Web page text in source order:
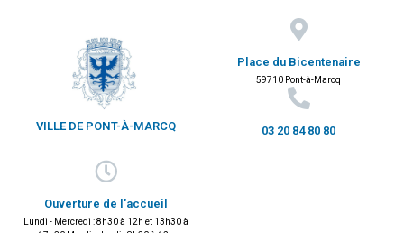
VILLE DE PONT-À-MARCQ
Place du Bicentenaire
59710 Pont-à-Marcq
03 20 84 80 80
Ouverture de l'accueil
Lundi - Mercredi : 8h30 à 12h et 13h30 à